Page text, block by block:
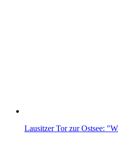
Lausitzer Tor zur Ostsee: